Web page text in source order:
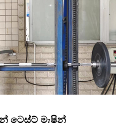
ටෙස්ට් මැෂින්